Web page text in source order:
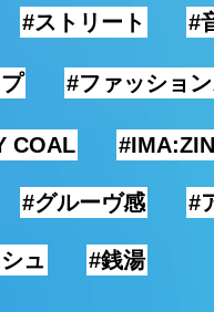
#ストリート #
#ファッショ
COAL
#グルーヴ感 #
ュ #銭湯